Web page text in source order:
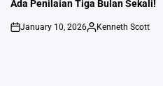
Ada Penilaian Tiga Bulan Sekali!
on
January 10, 2026
Posted
Kenneth Scott